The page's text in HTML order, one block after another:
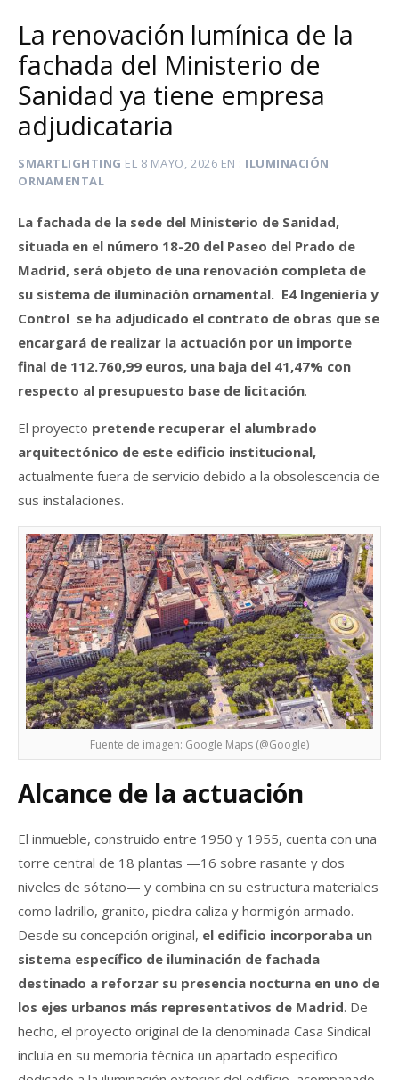
La renovación lumínica de la
fachada del Ministerio de
Sanidad ya tiene empresa
adjudicataria
SMARTLIGHTING EL 8 MAYO, 2026 EN
ILUMINACIÓN
ORNAMENTAL
La fachada de la sede del Ministerio de Sanidad,
situada en el número 18-20 del Paseo del Prado de
Madrid, será objeto de una renovación completa de
su sistema de iluminación ornamental. E4 Ingeniería y
Control se ha adjudicado el contrato de obras que se
encargará de realizar la actuación por un importe
final de 112.760,99 euros, una baja del 41,47% con
respecto al presupuesto base de licitación.
El proyecto pretende recuperar el alumbrado
arquitectónico de este edificio institucional,
actualmente fuera de servicio debido a la obsolescencia de
sus instalaciones.
Fuente de imagen: Google Maps (@Google)
Alcance de la actuación
El inmueble, construido entre 1950 y 1955, cuenta con una
torre central de 18 plantas —16 sobre rasante y dos
niveles de sótano— y combina en su estructura materiales
como ladrillo, granito, piedra caliza y hormigón armado.
Desde su concepción original, el edificio incorporaba un
sistema específico de iluminación de fachada
destinado a reforzar su presencia nocturna en uno de
los ejes urbanos más representativos de Madrid. De
hecho, el proyecto original de la denominada Casa Sindical
incluía en su memoria técnica un apartado específico